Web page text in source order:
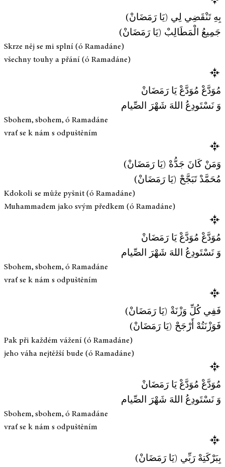
بِهِ تَنْقَضِي لِي (يَا رَمَضَانْ)
جَمِيعُ الْمَطَالِبْ (يَا رَمَضَانْ)
Skrze něj se mi splní (ó Ramadáne)
všechny touhy a přání (ó Ramadáne)
مُوَدَّعْ مُوَدَّعْ يَا رَمَضَانْ
وَ نَسْتَودِعُ اللهَ شَهْرَ الصِّيام
Sbohem, sbohem, ó Ramadáne
vrať se k nám s odpuštěním
وَمَنْ كَانَ جَدُّهْ (يَا رَمَضَانْ)
مُحَمَّدْ تَبَجَّحْ (يَا رَمَضَانْ)
Kdokoli se může pyšnit (ó Ramadáne)
Muhammadem jako svým předkem (ó Ramadáne)
مُوَدَّعْ مُوَدَّعْ يَا رَمَضَانْ
وَ نَسْتَودِعُ اللهَ شَهْرَ الصِّيام
Sbohem, sbohem, ó Ramadáne
vrať se k nám s odpuštěním
فَفِي كُلِّ وَزْنَةْ (يَا رَمَضَانْ)
فَوَزْنَتُهْ أَرْجَحْ (يَا رَمَضَانْ)
Pak při každém vážení (ó Ramadáne)
jeho váha nejtěžší bude (ó Ramadáne)
مُوَدَّعْ مُوَدَّعْ يَا رَمَضَانْ
وَ نَسْتَودِعُ اللهَ شَهْرَ الصِّيام
Sbohem, sbohem, ó Ramadáne
vrať se k nám s odpuštěním
بِبَرْكَتِهْ رَبِّي (يَا رَمَضَانْ)